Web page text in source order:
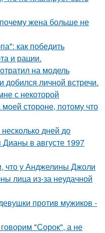
жена больше не
как победить
и рации.
на модель
личной встречи.
с некоторой
стороне, потому что
дней до
Дианы в августе 1997
что у Анджелины Джоли
лица из-за неудачной
против мужиков -
"Сорок", а не